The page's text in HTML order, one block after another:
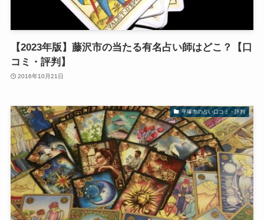
【2023年版】藤沢市の当たる有名占い師はどこ？【口
コミ・評判】
2016年10月21日
平塚市の占い口コミ・評判